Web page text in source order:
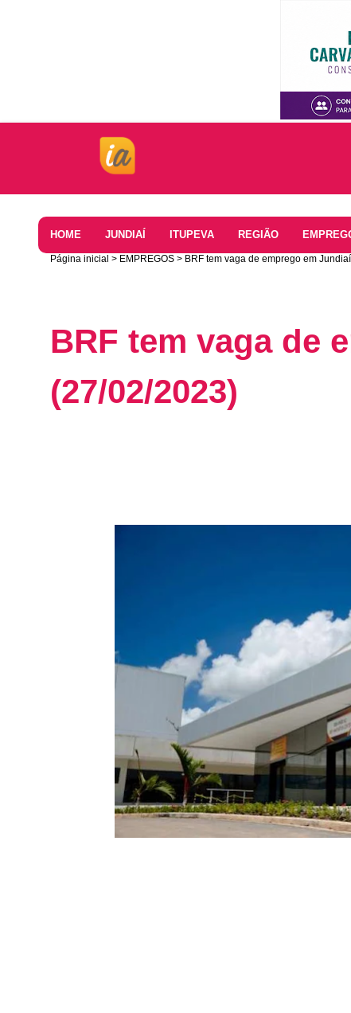
HOME JUNDIAÍ ITUPEVA REGIÃO
Página inicial EMPREGOS BRF tem vaga de emprego em
BRF tem vaga de
(27/02/2023)